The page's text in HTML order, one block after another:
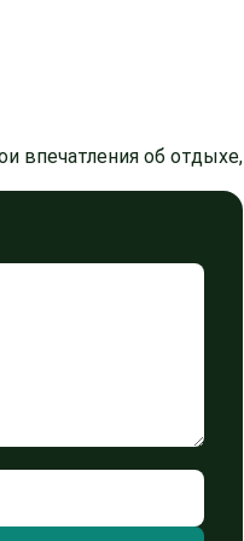
впечатления об отдыхе,